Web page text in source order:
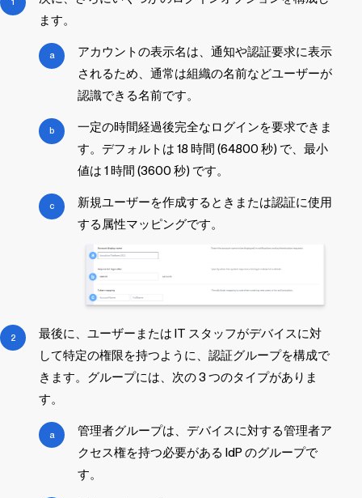
ます。
アカウントの表示名は、通知や認証要求に表示
されるため、通常は組織の名前などユーザーが
認識できる名前です。
一定の時間経過後完全なログインを要求できま
す。デフォルトは 18 時間 (64800 秒) で、最小
値は 1 時間 (3600 秒) です。
新規ユーザーを作成するときまたは認証に使用
する属性マッピングです。
最後に、ユーザーまたは IT スタッフがデバイスに対
して特定の権限を持つように、認証グループを構成で
きます。グループには、次の 3 つのタイプがありま
す。
管理者グループは、デバイスに対する管理者ア
クセス権を持つ必要がある IdP のグループで
す。